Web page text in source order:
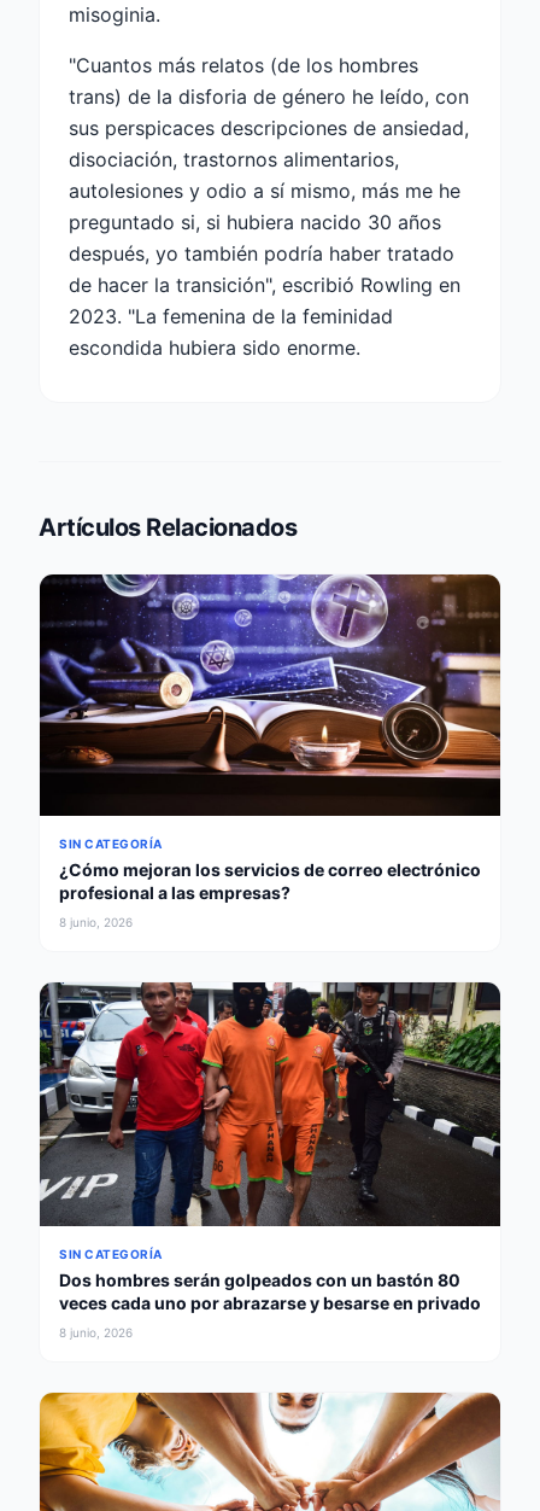
misoginia.
"Cuantos más relatos (de los hombres
trans) de la disforia de género he leído, con
sus perspicaces descripciones de ansiedad,
disociación, trastornos alimentarios,
autolesiones y odio a sí mismo, más me he
preguntado si, si hubiera nacido 30 años
después, yo también podría haber tratado
de hacer la transición", escribió Rowling en
2023. "La femenina de la feminidad
escondida hubiera sido enorme.
Artículos Relacionados
SIN CATEGORÍA
¿Cómo mejoran los servicios de correo electrónico
profesional a las empresas?
8 junio, 2026
SIN CATEGORÍA
Dos hombres serán golpeados con un bastón 80
veces cada uno por abrazarse y besarse en privado
8 junio, 2026